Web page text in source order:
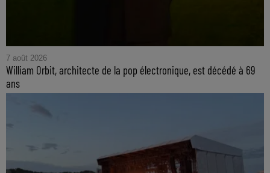
7 août 2026
William Orbit, architecte de la pop électronique, est décédé à 69
ans